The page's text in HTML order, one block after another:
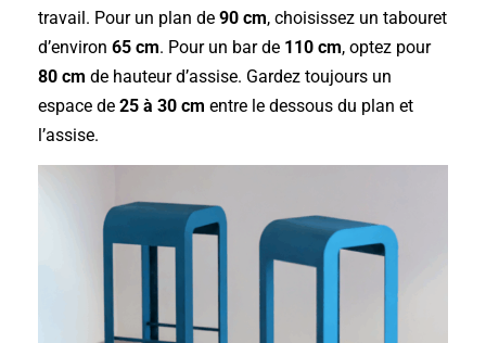
travail. Pour un plan de 90 cm, choisissez un tabouret
d’environ 65 cm. Pour un bar de 110 cm, optez pour
80 cm de hauteur d’assise. Gardez toujours un
espace de 25 à 30 cm entre le dessous du plan et
l’assise.